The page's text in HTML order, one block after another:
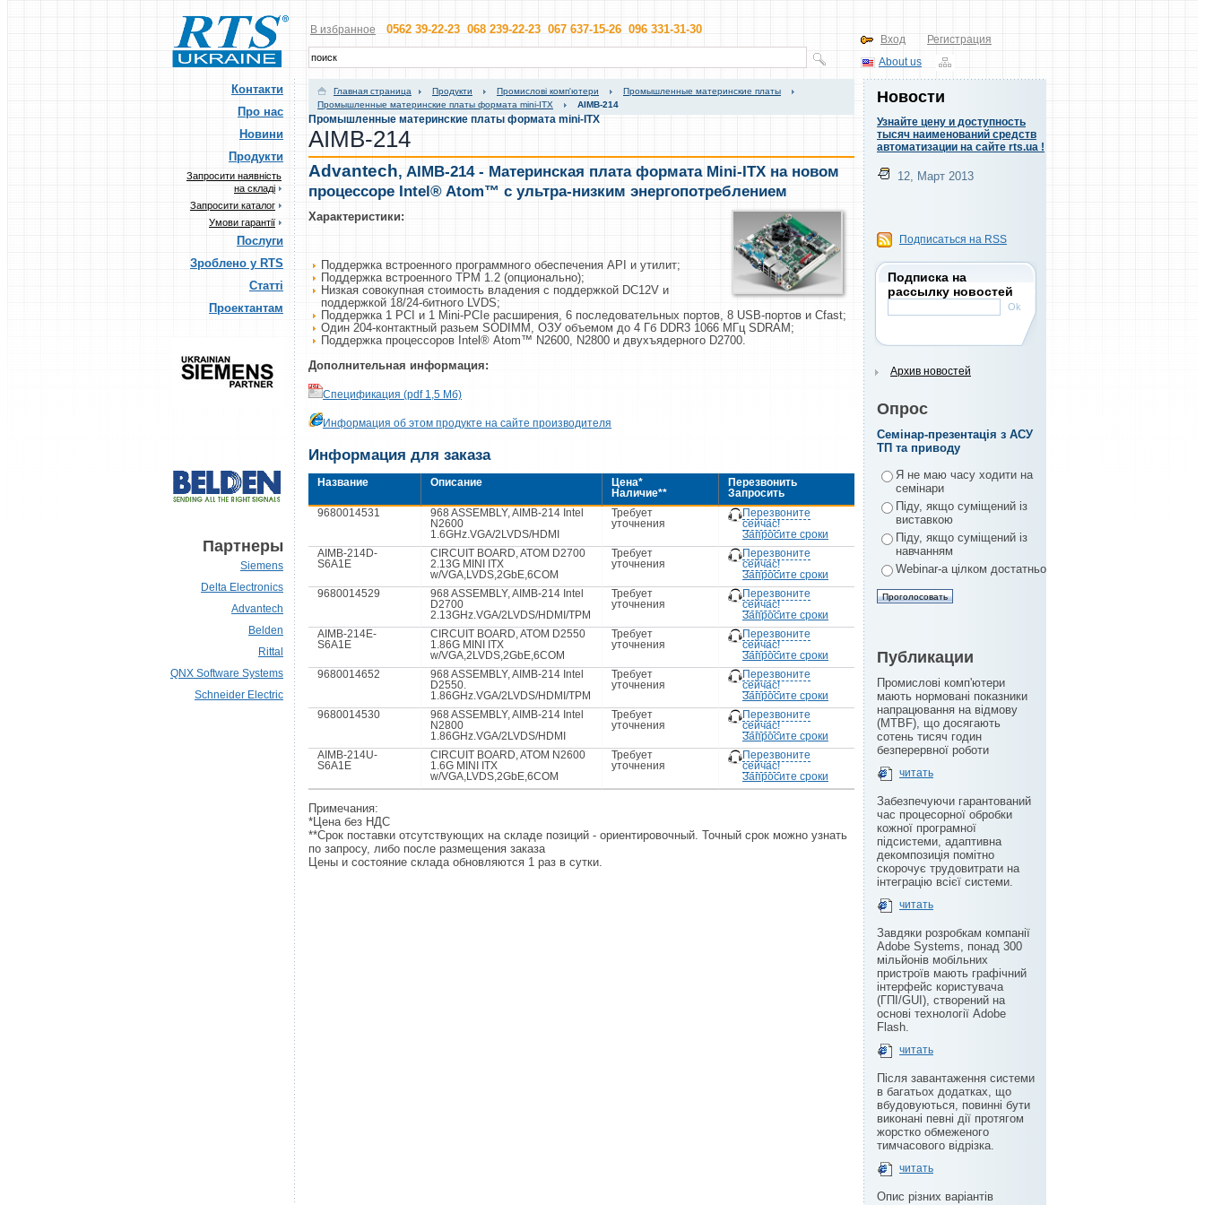
В избранное 0562 39-22-23 068 239-22-23 067 637-15-26 096 331-31-30
Вход
Регистрация
About us
Контакти
Про нас
Новини
Продукти
Запросити наявність
на складі
Запросити каталог
Умови гарантії
Послуги
Зроблено у RTS
Статті
Проектантам
Партнеры
Siemens
Delta Electronics
Advantech
Belden
Rittal
QNX Software Systems
Schneider Electric
Главная страница Продукти Промислові комп'ютери
Промышленные материнские платы
Промышленные материнские платы формата mini-ITX
AIMB-214
Промышленные материнские платы формата mini-ITX
AIMB-214
Advantech, AIMB-214 - Материнская плата формата Mini-ITX на новом
процессоре Intel® Atom™ с ультра-низким энергопотреблением
Характеристики:
Поддержка встроенного программного обеспечения API и утилит;
Поддержка встроенного TPM 1.2 (опционально);
Низкая совокупная стоимость владения с поддержкой DC12V и
поддержкой 18/24-битного LVDS;
Поддержка 1 PCI и 1 Mini-PCIe расширения, 6 последовательных портов, 8 USB-портов и Cfast;
Один 204-контактный разьем SODIMM , ОЗУ объемом до 4 Гб DDR3 1066 МГц SDRAM ;
Поддержка процессоров Intel ® Atom™ N2600, N2800 и двухъядерного D2700.
Дополнительная информация:
Спецификация (pdf 1,5 Мб)
Информация об этом продукте на сайте производителя
Информация для заказа
Название Описание
Цена*
Наличие**
Перезвонить
Запросить
9680014531
968 ASSEMBLY, AIMB-214 Intel
N2600
1.6GHz.VGA/2LVDS/HDMI
Требует
уточнения
Перезвоните
сейчас!
Запросите сроки
AIMB-214D-
S6A1E
CIRCUIT BOARD, ATOM D2700
2.13G MINI ITX
w/VGA,LVDS,2GbE,6COM
Требует
уточнения
Перезвоните
сейчас!
Запросите сроки
9680014529
968 ASSEMBLY, AIMB-214 Intel
D2700
2.13GHz.VGA/2LVDS/HDMI/TPM
Требует
уточнения
Перезвоните
сейчас!
Запросите сроки
AIMB-214E-
S6A1E
CIRCUIT BOARD, ATOM D2550
1.86G MINI ITX
w/VGA,2LVDS,2GbE,6COM
Требует
уточнения
Перезвоните
сейчас!
Запросите сроки
9680014652
968 ASSEMBLY, AIMB-214 Intel
D2550.
1.86GHz.VGA/2LVDS/HDMI/TPM
Требует
уточнения
Перезвоните
сейчас!
Запросите сроки
9680014530
968 ASSEMBLY, AIMB-214 Intel
N2800
1.86GHz.VGA/2LVDS/HDMI
Требует
уточнения
Перезвоните
сейчас!
Запросите сроки
AIMB-214U-
S6A1E
CIRCUIT BOARD, ATOM N2600
1.6G MINI ITX
w/VGA,LVDS,2GbE,6COM
Требует
уточнения
Перезвоните
сейчас!
Запросите сроки
Примечания:
*Цена без НДС
**Срок поставки отсутствующих на складе позиций - ориентировочный. Точный срок можно узнать
по запросу, либо после размещения заказа
Цены и состояние склада обновляются 1 раз в сутки.
Новости
Узнайте цену и доступность
тысяч наименований средств
автоматизации на сайте rts.ua !
12, Март 2013
Подписаться на RSS
Подписка на
рассылку новостей
Архив новостей
Опрос
Семінар-презентація з АСУ
ТП та приводу
Я не маю часу ходити на
семінари
Піду, якщо суміщений із
виставкою
Піду, якщо суміщений із
навчанням
Webinar-а цілком достатньо
Публикации
Промислові комп'ютери
мають нормовані показники
напрацювання на відмову
(MTBF), що досягають
сотень тисяч годин
безперервної роботи
читать
Забезпечуючи гарантований
час процесорної обробки
кожної програмної
підсистеми, адаптивна
декомпозиція помітно
скорочує трудовитрати на
інтеграцію всієї системи.
читать
Завдяки розробкам компанії
Adobe Systems, понад 300
мільйонів мобільних
пристроїв мають графічний
інтерфейс користувача
(ГПІ/GUI), створений на
основі технології Adobe
Flash.
читать
Після завантаження системи
в багатьох додатках, що
вбудовуються, повинні бути
виконані певні дії протягом
жорстко обмеженого
тимчасового відрізка.
читать
Опис різних варіантів